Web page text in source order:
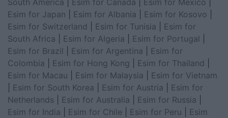
Esim for Japan
Esim for Albania Esim for Kosovo
Esim for Switzerland
Esim for Tunisia
Esim for
South Africa
Esim for Algeria Esim for Portugal
Esim for Brazil
Esim for Argentina
Esim for
Colombia
Esim for Hong Kong Esim for Thailand
Esim for Macau
Esim for Malaysia
Esim for Vietnam
Esim for South Korea Esim for Austria
Esim for
Netherlands
Esim for Australia Esim for Russia
Esim for India
Esim for Chile Esim for Peru
Esim